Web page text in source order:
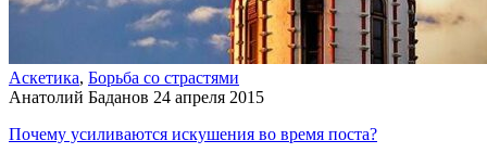
Аскетика, Борьба со страстями
Анатолий Баданов 24 апреля 2015
Почему усиливаются искушения во время поста?